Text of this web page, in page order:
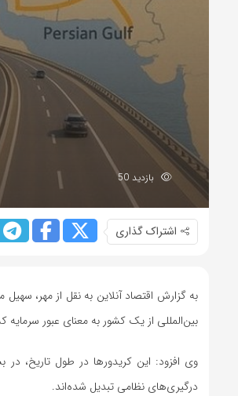
بازدید 50
اشتراک گذاری
به گزارش اقتصاد آنلاین به نقل از مهر،
بین‌المللی از یک کشور به معنای عبور
وی افزود: این کریدورها در طول تاریخ،
درگیری‌های نظامی تبدیل شده‌اند.